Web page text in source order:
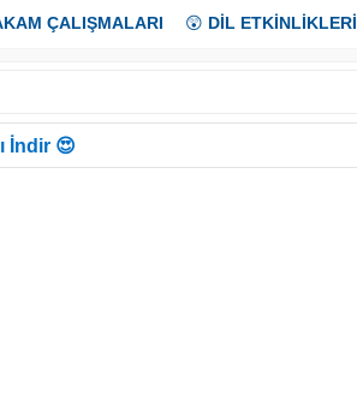
ÇALIŞMALARI 😲 DİL ETKİNLİKLERİ
İndir 😍